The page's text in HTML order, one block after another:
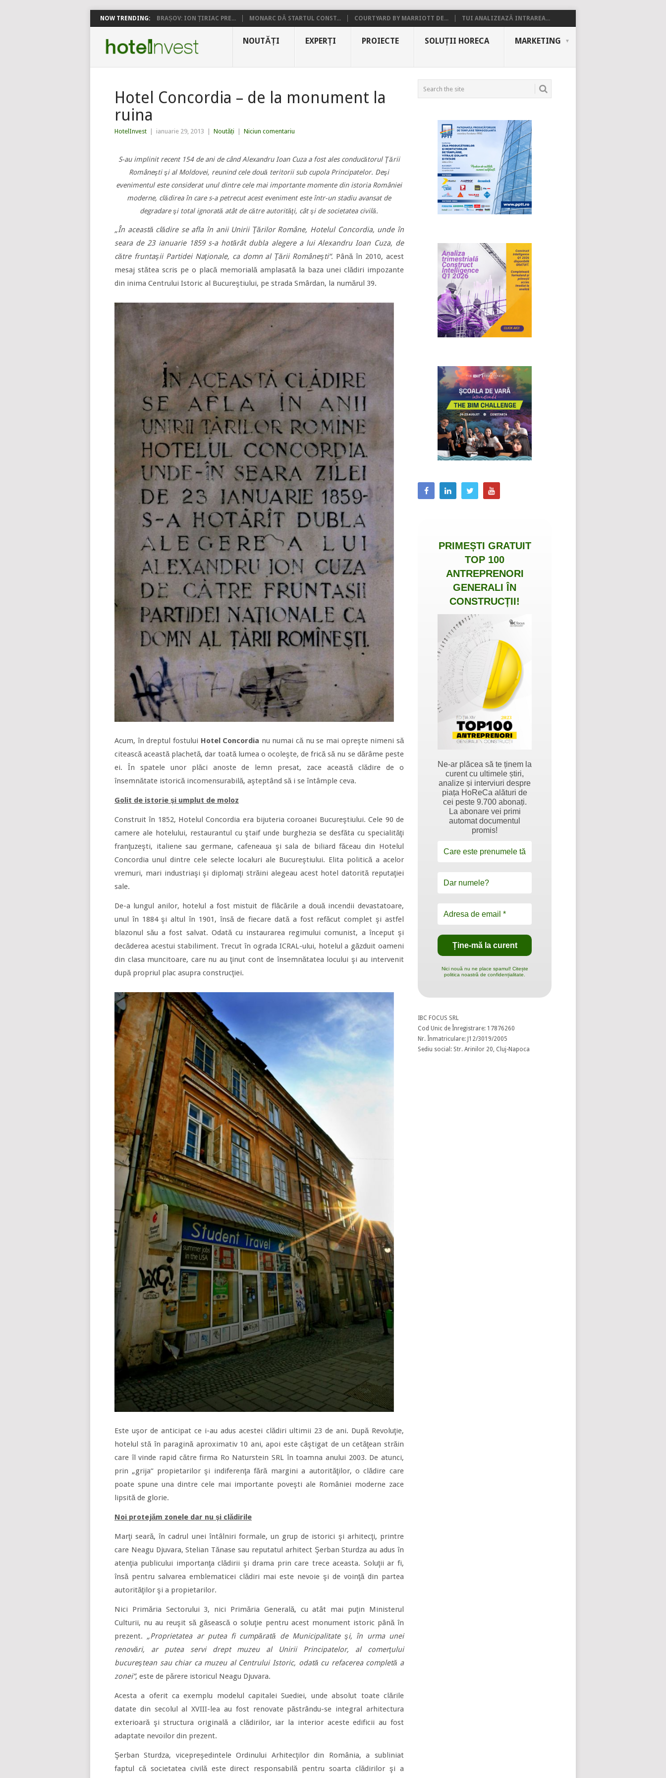
NOW TRENDING: BRAȘOV: ION ȚIRIAC PRE... MONARC DĂ STARTUL CONST... COURTYARD BY MARRIOTT DE... TUI ANALIZEAZĂ INTRAREA...
NOUTĂȚI EXPERȚI PROIECTE SOLUȚII HORECA MARKETING
Hotel Concordia – de la monument la
ruina
HotelInvest ianuarie 29, 2013 Noutăți Niciun comentariu
S-au implinit recent 154 de ani de când Alexandru Ioan Cuza a fost ales conducătorul Ţării
Româneşti şi al Moldovei, reunind cele două teritorii sub cupola Principatelor. Deşi
evenimentul este considerat unul dintre cele mai importante momente din istoria României
moderne, clădirea în care s-a petrecut acest eveniment este într-un stadiu avansat de
degradare şi total ignorată atât de către autorităţi, cât şi de societatea civilă.
„În această clădire se afla în anii Unirii Ţărilor Române, Hotelul Concordia, unde în
seara de 23 ianuarie 1859 s-a hotărât dubla alegere a lui Alexandru Ioan Cuza, de
către fruntaşii Partidei Naţionale, ca domn al Ţării Româneşti“. Până în 2010, acest
mesaj stătea scris pe o placă memorială amplasată la baza unei clădiri impozante
din inima Centrului Istoric al Bucureştiului, pe strada Smârdan, la numărul 39.
Acum, în dreptul fostului Hotel Concordia nu numai că nu se mai opreşte nimeni să
citească această plachetă, dar toată lumea o ocoleşte, de frică să nu se dărâme peste
ei. În spatele unor plăci anoste de lemn presat, zace această clădire de o
însemnătate istorică incomensurabilă, aşteptând să i se întâmple ceva.
Golit de istorie şi umplut de moloz
Construit în 1852, Hotelul Concordia era bijuteria coroanei Bucureştiului. Cele 90 de
camere ale hotelului, restaurantul cu ştaif unde burghezia se desfăta cu specialităţi
franţuzeşti, italiene sau germane, cafeneaua şi sala de biliard făceau din Hotelul
Concordia unul dintre cele selecte localuri ale Bucureştiului. Elita politică a acelor
vremuri, mari industriaşi şi diplomaţi străini alegeau acest hotel datorită reputaţiei
sale.
De-a lungul anilor, hotelul a fost mistuit de flăcările a două incendii devastatoare,
unul în 1884 şi altul în 1901, însă de fiecare dată a fost refăcut complet şi astfel
blazonul său a fost salvat. Odată cu instaurarea regimului comunist, a început şi
decăderea acestui stabiliment. Trecut în ograda ICRAL-ului, hotelul a găzduit oameni
din clasa muncitoare, care nu au ţinut cont de însemnătatea locului şi au intervenit
după propriul plac asupra construcţiei.
Este uşor de anticipat ce i-au adus acestei clădiri ultimii 23 de ani. După Revoluţie,
hotelul stă în paragină aproximativ 10 ani, apoi este câştigat de un cetăţean străin
care îl vinde rapid către firma Ro Naturstein SRL în toamna anului 2003. De atunci,
prin „grija“ propietarilor şi indiferenţa fără margini a autorităţilor, o clădire care
poate spune una dintre cele mai importante poveşti ale României moderne zace
lipsită de glorie.
Noi protejăm zonele dar nu şi clădirile
Marţi seară, în cadrul unei întâlniri formale, un grup de istorici şi arhitecţi, printre
care Neagu Djuvara, Stelian Tănase sau reputatul arhitect Şerban Sturdza au adus în
atenţia publicului importanţa clădirii şi drama prin care trece aceasta. Soluţii ar fi,
însă pentru salvarea emblematicei clădiri mai este nevoie şi de voinţă din partea
autorităţilor şi a propietarilor.
Nici Primăria Sectorului 3, nici Primăria Generală, cu atât mai puţin Ministerul
Culturii, nu au reuşit să găsească o soluţie pentru acest monument istoric până în
prezent. „Proprietatea ar putea fi cumpărată de Municipalitate şi, în urma unei
renovări, ar putea servi drept muzeu al Unirii Principatelor, al comerţului
bucureştean sau chiar ca muzeu al Centrului Istoric, odată cu refacerea completă a
zonei“, este de părere istoricul Neagu Djuvara.
Acesta a oferit ca exemplu modelul capitalei Suediei, unde absolut toate clările
datate din secolul al XVIII-lea au fost renovate păstrându-se integral arhitectura
exterioară şi structura originală a clădirilor, iar la interior aceste edificii au fost
adaptate nevoilor din prezent.
Şerban Sturdza, vicepreşedintele Ordinului Arhitecţilor din România, a subliniat
faptul că societatea civilă este direct responsabilă pentru soarta clădirilor şi a
PRIMEȘTI GRATUIT
TOP 100
ANTREPRENORI
GENERALI ÎN
CONSTRUCȚII!
Ne-ar plăcea să te ținem la
curent cu ultimele știri,
analize și interviuri despre
piața HoReCa alături de
cei peste 9.700 abonați.
La abonare vei primi
automat documentul
promis!
Nici nouă nu ne place spamul! Citește
politica noastră de confidențialitate.
IBC FOCUS SRL
Cod Unic de Înregistrare: 17876260
Nr. Înmatriculare: J12/3019/2005
Sediu social: Str. Arinilor 20, Cluj-Napoca